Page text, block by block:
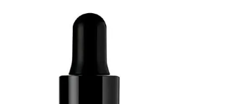
olaplex
manic panic